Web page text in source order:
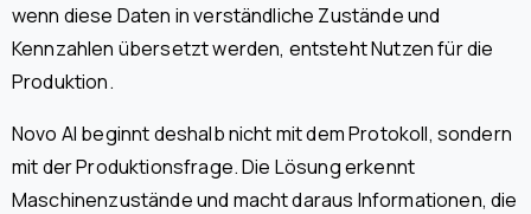
wenn diese Daten in verständliche Zustände und
Kennzahlen übersetzt werden, entsteht Nutzen für die
Produktion.
Novo AI beginnt deshalb nicht mit dem Protokoll, sondern
mit der Produktionsfrage. Die Lösung erkennt
Maschinenzustände und macht daraus Informationen, die